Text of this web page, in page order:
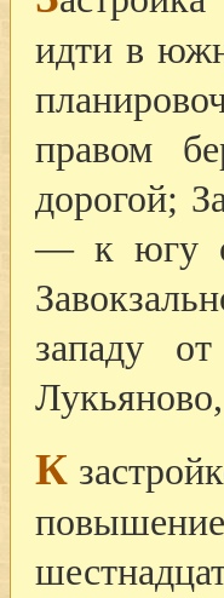
идти в
правом
дорогой;
— к югу
западу
К